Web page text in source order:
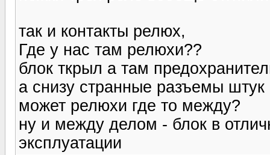
так и контакты релюх,
Где у нас там релюхи??
блок ткрыл а там
а снизу странные разъемы штук
может релюхи где то между?
ну и между делом - блок в
эксплуатации